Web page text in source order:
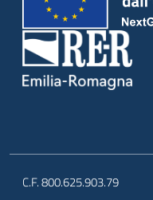
C.F. 800.625.903.79